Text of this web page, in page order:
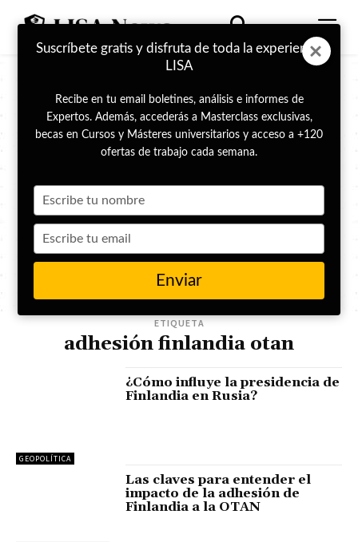
ETIQUETA
adhesión finlandia otan
GEOPOLÍTICA
¿Cómo influye la presidencia de
Finlandia en Rusia?
Las claves para entender el
impacto de la adhesión de
Finlandia a la OTAN
Suscríbete gratis y disfruta de toda la experiencia
LISA
Recibe en tu email boletines, análisis e informes de
Expertos. Además, accederás a Masterclass exclusivas,
becas en Cursos y Másteres universitarios y acceso a +120
ofertas de trabajo cada semana.
Type
your
name
Type
your
email
Enviar